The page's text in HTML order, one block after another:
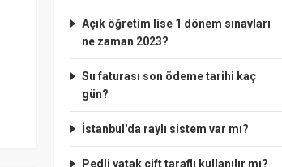
Açık öğretim lise 1 dönem sınavları
ne zaman 2023?
Su faturası son ödeme tarihi kaç
gün?
İstanbul'da raylı sistem var mı?
Pedli yatak çift taraflı kullanılır mı?